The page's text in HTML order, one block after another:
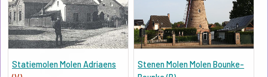
Statiemolen Molen Adriaens
Stenen Molen Molen Bounke-